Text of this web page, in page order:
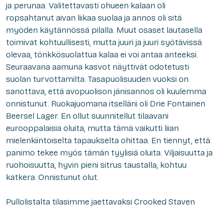
ja perunaa. Valitettavasti ohueen kalaan oli
ropsahtanut aivan liikaa suolaa ja annos oli sitä
myöden käytännössä pilalla. Muut osaset lautasella
toimivat kohtuullisesti, mutta juuri ja juuri syötävissä
olevaa, tönkkösuolattua kalaa ei voi antaa anteeksi.
Seuraavana aamuna kasvot näyttivät odotetusti
suolan turvottamilta. Tasapuolisuuden vuoksi on
sanottava, että avopuolison jänisannos oli kuulemma
onnistunut. Ruokajuomana itselläni oli Drie Fontainen
Beersel Lager. En ollut suunnitellut tilaavani
eurooppalaisia oluita, mutta tämä vaikutti liian
mielenkiintoiselta tapaukselta ohittaa. En tiennyt, että
panimo tekee myös tämän tyylisiä oluita. Viljaisuutta ja
ruohoisuutta, hyvin pieni sitrus taustalla, kohtuu
katkera. Onnistunut olut.
Pullolistalta tilasimme jaettavaksi Crooked Staven